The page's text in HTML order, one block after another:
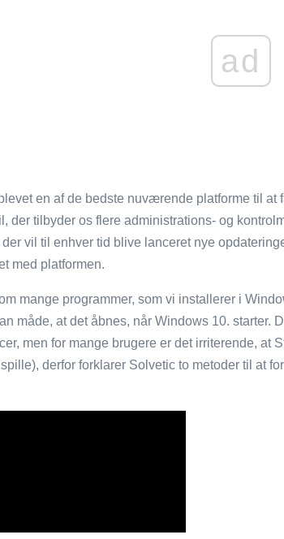
ad
en af ​​de bedste nuværende platforme til at
der tilbyder os flere administrations- og
vil til enhver tid blive lanceret nye
med platformen.
mange programmer, som vi installerer i
måde, at det åbnes, når Windows 10. starter.
men for mange brugere er det irriterende, at
derfor forklarer Solvetic to metoder til at